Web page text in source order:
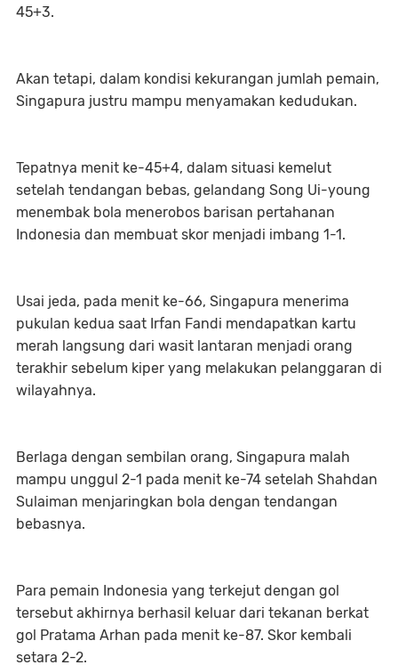
45+3.
Akan tetapi, dalam kondisi kekurangan jumlah pemain,
Singapura justru mampu menyamakan kedudukan.
Tepatnya menit ke-45+4, dalam situasi kemelut
setelah tendangan bebas, gelandang Song Ui-young
menembak bola menerobos barisan pertahanan
Indonesia dan membuat skor menjadi imbang 1-1.
Usai jeda, pada menit ke-66, Singapura menerima
pukulan kedua saat Irfan Fandi mendapatkan kartu
merah langsung dari wasit lantaran menjadi orang
terakhir sebelum kiper yang melakukan pelanggaran di
wilayahnya.
Berlaga dengan sembilan orang, Singapura malah
mampu unggul 2-1 pada menit ke-74 setelah Shahdan
Sulaiman menjaringkan bola dengan tendangan
bebasnya.
Para pemain Indonesia yang terkejut dengan gol
tersebut akhirnya berhasil keluar dari tekanan berkat
gol Pratama Arhan pada menit ke-87. Skor kembali
setara 2-2.